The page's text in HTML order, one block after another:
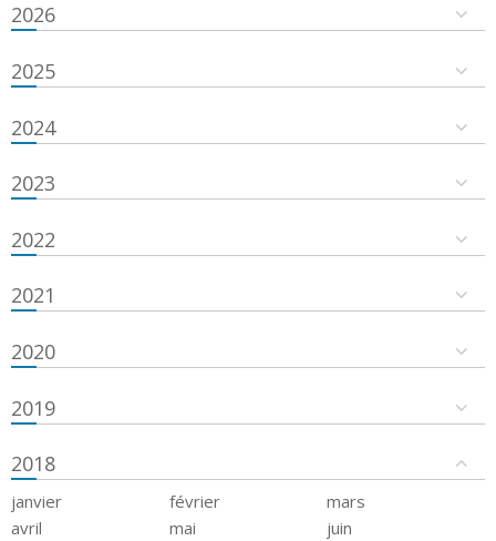
2026
2025
2024
2023
2022
2021
2020
2019
2018
janvier février
mars
avril
mai
juin